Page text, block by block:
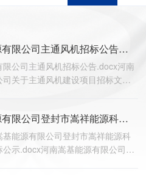
河南嵩基能源有限公司主通风机招标公告及文件
公司主通风机招标公告.docx河南
关于主通风机建设项目招标文
河南嵩基能源有限公司登封市嵩祥能源科技有限公司关于煤矿瓦斯发电项目招标公告及文件
基能源有限公司登封市嵩祥能源科
示.docx河南嵩基能源有限公司登